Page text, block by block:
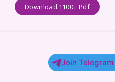
Download 1100+ Pdf
Join